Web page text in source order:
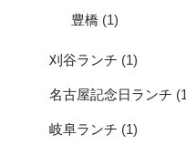
豊橋 (1)
刈谷ランチ (1)
名古屋記念日ランチ
岐阜ランチ (1)